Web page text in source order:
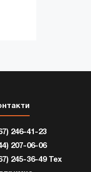
246-41-23
207-06-06
245-36-49 Тех